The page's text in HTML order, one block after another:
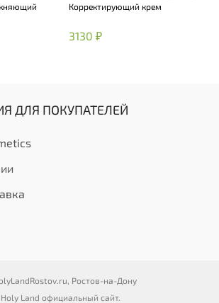
50 Protect & Go Medium
Корректирующий крем
3130 ₽
ДЛЯ ПОКУПАТЕЛЕЙ
Ростов-на-Дону
Holy Land официальный сайт.